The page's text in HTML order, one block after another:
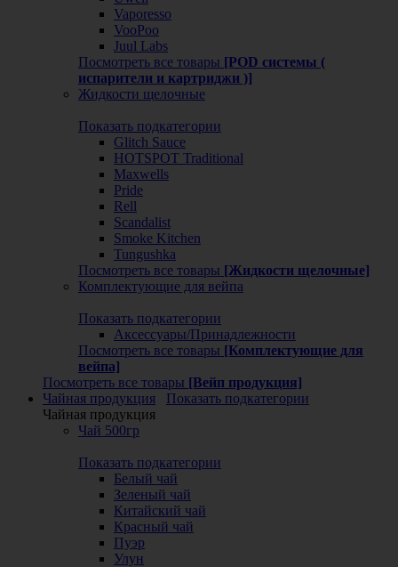
Vaporesso
VooPoo
Juul Labs
Посмотреть все товары [POD системы (
испарители и картриджи )]
Жидкости щелочные
Показать подкатегории
Glitch Sauce
HOTSPOT Traditional
Maxwells
Pride
Rell
Scandalist
Smoke Kitchen
Tungushka
Посмотреть все товары [Жидкости щелочные]
Комплектующие для вейпа
Показать подкатегории
Аксессуары/Принадлежности
Посмотреть все товары [Комплектующие для
вейпа]
Посмотреть все товары [Вейп продукция]
Чайная продукция
Показать подкатегории
Чайная продукция
Чай 500гр
Показать подкатегории
Белый чай
Зеленый чай
Китайский чай
Красный чай
Пуэр
Улун